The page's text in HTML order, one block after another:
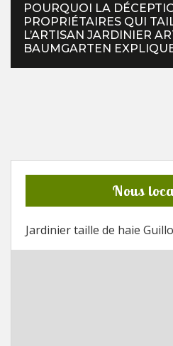
POURQUOI LA
PROPRIÉTAIRES QUI
L’ARTISAN JARDINIER
BAUMGARTEN
Nous
Jardinier taille de haie